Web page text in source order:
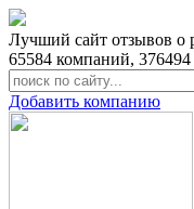
Лучший сайт отзывов о
65584 компаний, 376494
Добавить компанию